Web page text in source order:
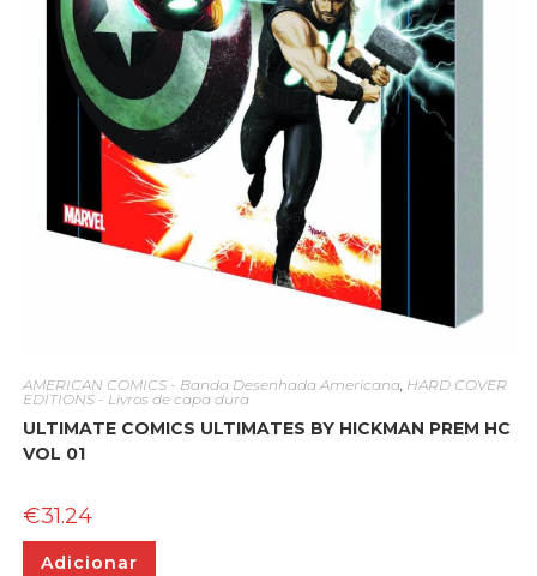
AMERICAN COMICS - Banda Desenhada Americana, HARD COVER
EDITIONS - Livros de capa dura
ULTIMATE COMICS ULTIMATES BY HICKMAN PREM HC
VOL 01
€31.24
Adicionar